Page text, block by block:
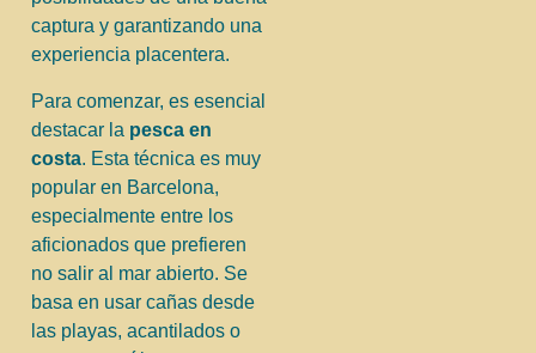
captura y garantizando una
experiencia placentera.
Para comenzar, es esencial
destacar la pesca en
costa. Esta técnica es muy
popular en Barcelona,
especialmente entre los
aficionados que prefieren
no salir al mar abierto. Se
basa en usar cañas desde
las playas, acantilados o